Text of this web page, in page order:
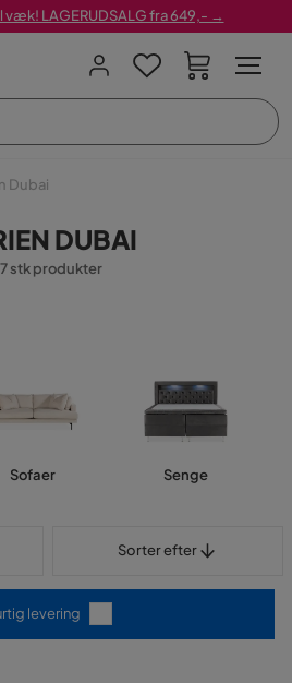
LAGERUDSALG fra 649,- →
Dubai
DUBAI
stk produkter
Sofaer Senge
Sorter efter
levering